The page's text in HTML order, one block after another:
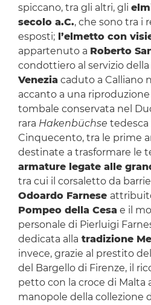
spiccano, tra gli altri, gli
secolo a.C., che sono tra i
esposti;l’elmetto con
appartenuto a Roberto
condottiero al servizio della
Venezia caduto a Calliano
accanto a una
tombale conservata nel
rara Hakenbüchse
Cinquecento, tra le prime
destinate a trasformare le
armature legate alle
tra cui il corsaletto da
Odoardo Farnese
Pompeo della Cesa e il
personale di Pierluigi
dedicata alla tradizione
invece, grazie al prestito
del Bargello di Firenze, il
petto con la croce di Malta
manopole della collezione